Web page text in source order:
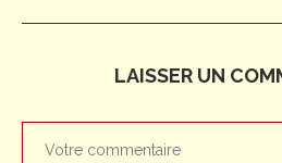
LAISSER UN